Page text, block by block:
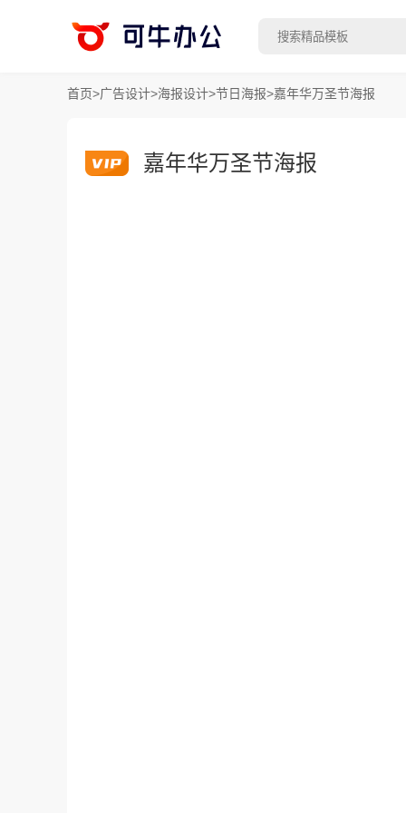
首页>广告设计>海报设计>节日海报>嘉年华万圣节海报
嘉年华万圣节海报